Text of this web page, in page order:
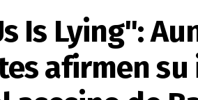
Is Lying":
afirmen su